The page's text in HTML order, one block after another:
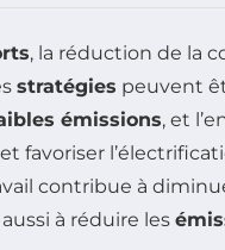
, la réduction de la
stratégies peuvent
émissions, et
favoriser
contribue à
aussi à réduire les